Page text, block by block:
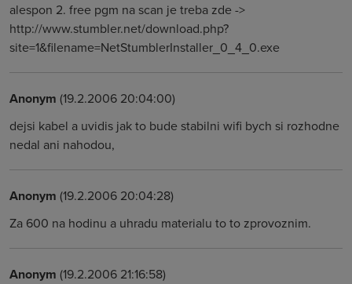
alespon 2. free pgm na scan je treba zde ->
http://www.stumbler.net/download.php?
site=1&filename=NetStumblerInstaller_0_4_0.exe
Anonym (19.2.2006 20:04:00)
dejsi kabel a uvidis jak to bude stabilni wifi bych si rozhodne
nedal ani nahodou,
Anonym (19.2.2006 20:04:28)
Za 600 na hodinu a uhradu materialu to to zprovoznim.
Anonym (19.2.2006 21:16:58)